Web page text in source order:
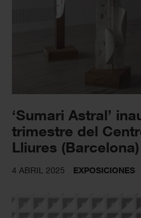
‘Sumari Astral’
trimestre del
Lliures (Barcelona)
4 ABRIL 2025 EXPOSICIONES